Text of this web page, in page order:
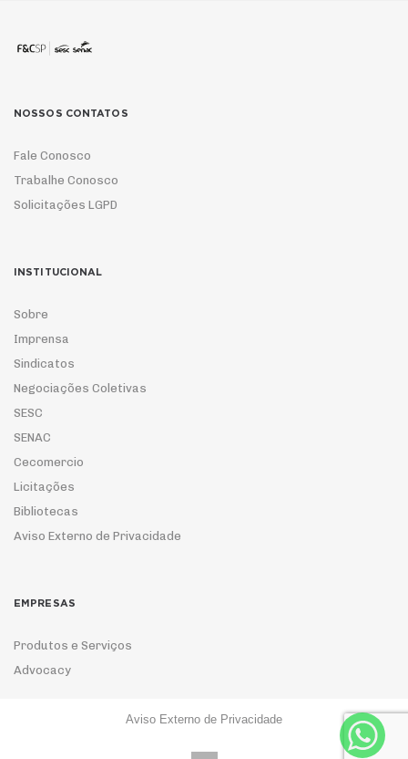
NOSSOS CONTATOS
Fale Conosco
Trabalhe Conosco
Solicitações LGPD
INSTITUCIONAL
Sobre
Imprensa
Sindicatos
Negociações Coletivas
SESC
SENAC
Cecomercio
Licitações
Bibliotecas
Aviso Externo de Privacidade
EMPRESAS
Produtos e Serviços
Advocacy
Aviso Externo de Privacidade